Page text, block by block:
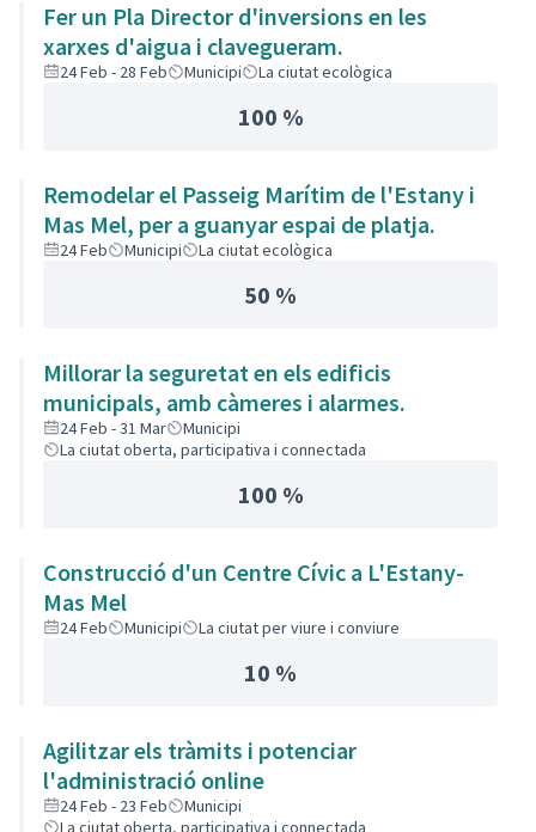
Fer un Pla Director d'inversions en les
xarxes d'aigua i clavegueram.
24 Feb - 28 Feb Municipi La ciutat ecològica
100 %
Remodelar el Passeig Marítim de l'Estany i
Mas Mel, per a guanyar espai de platja.
24 Feb Municipi La ciutat ecològica
50 %
Millorar la seguretat en els edificis
municipals, amb càmeres i alarmes.
24 Feb - 31 Mar
Municipi
La ciutat oberta, participativa i connectada
100 %
Construcció d'un Centre Cívic a L'Estany-
Mas Mel
24 Feb Municipi La ciutat per viure i conviure
10 %
Agilitzar els tràmits i potenciar
l'administració online
24 Feb - 23 Feb
Municipi
La ciutat oberta, participativa i connectada